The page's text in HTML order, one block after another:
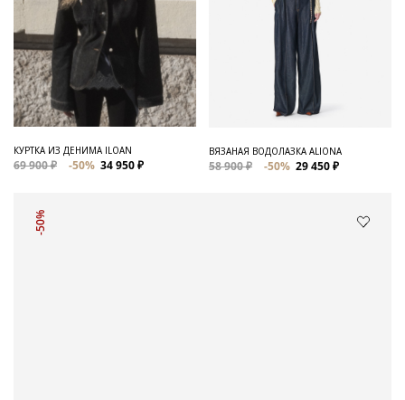
КУРТКА ИЗ ДЕНИМА ILOAN
69 900 ₽ -50% 34 950 ₽
ВЯЗАНАЯ ВОДОЛАЗКА ALIONA
58 900 ₽ -50% 29 450 ₽
-50%